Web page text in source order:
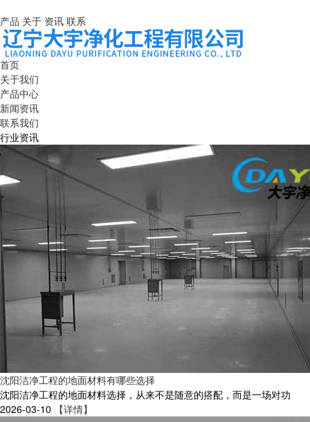
产品 关于 资讯 联系
首页
关于我们
产品中心
新闻资讯
联系我们
行业资讯
沈阳洁净工程的地面材料有哪些选择
沈阳洁净工程的地面材料选择，从来不是随意的搭配，而是一场对功
2026-03-10
【详情】